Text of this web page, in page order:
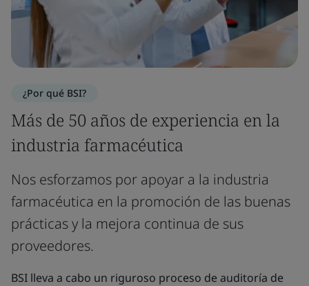
¿Por qué BSI?
Más de 50 años de experiencia en la
industria farmacéutica
Nos esforzamos por apoyar a la industria
farmacéutica en la promoción de las buenas
prácticas y la mejora continua de sus
proveedores.
BSI lleva a cabo un riguroso proceso de auditoría de